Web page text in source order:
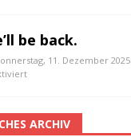
be back.
11. Dezember 2025
ARCHIV